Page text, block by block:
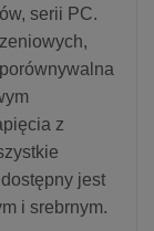
serii PC.
z
jest
i srebrnym.